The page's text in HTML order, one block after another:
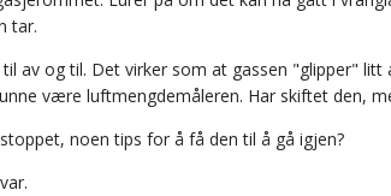
tar.
av og til. Det virker som at gassen "glipper"
være luftmengdemåleren. Har skiftet den,
noen tips for å få den til å gå igjen?